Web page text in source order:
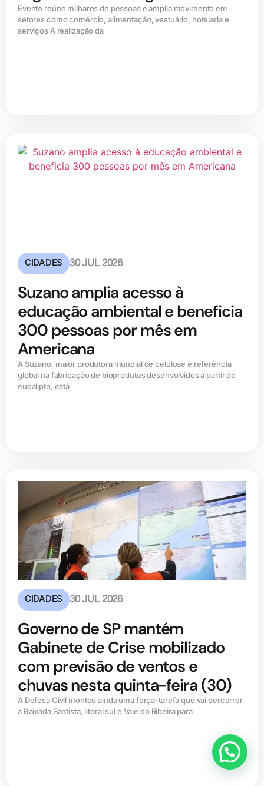
Evento reúne milhares de pessoas e amplia movimento em
setores como comércio, alimentação, vestuário, hotelaria e
serviços A realização da
CIDADES 30 JUL 2026
Suzano amplia acesso à
educação ambiental e beneficia
300 pessoas por mês em
Americana
A Suzano, maior produtora mundial de celulose e referência
global na fabricação de bioprodutos desenvolvidos a partir do
eucalipto, está
CIDADES 30 JUL 2026
Governo de SP mantém
Gabinete de Crise mobilizado
com previsão de ventos e
chuvas nesta quinta-feira (30)
A Defesa Civil montou ainda uma força-tarefa que vai percorrer
a Baixada Santista, litoral sul e Vale do Ribeira para